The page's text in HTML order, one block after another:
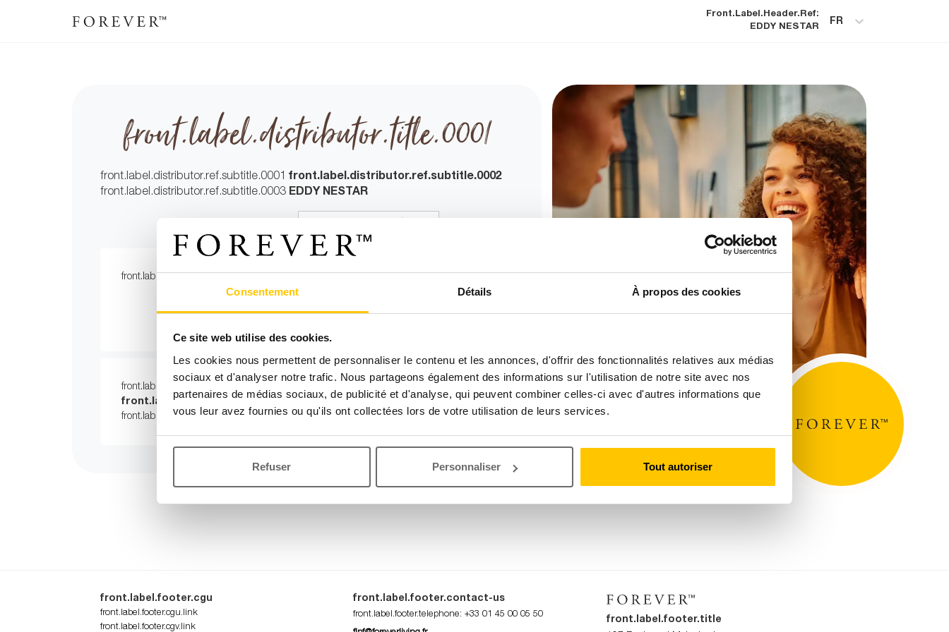
Consentement Détails À propos des cookies
Ce site web utilise des cookies.
Les cookies nous permettent de personnaliser le contenu et les annonces, d'offrir des fonctionnalités relatives aux médias
sociaux et d'analyser notre trafic. Nous partageons également des informations sur l'utilisation de notre site avec nos
partenaires de médias sociaux, de publicité et d'analyse, qui peuvent combiner celles-ci avec d'autres informations que
vous leur avez fournies ou qu'ils ont collectées lors de votre utilisation de leurs services.
Refuser Personnaliser Tout autoriser
Front.label.header.ref:
EDDY NESTAR
FR
front.label.distributor.title.0001
front.label.distributor.ref.subtitle.0001 front.label.distributor.ref.subtitle.0002
front.label.distributor.ref.subtitle.0003 EDDY NESTAR
front.label.distributor.subtitle.0004
front.label.distributor.subtitle.0006
front.label.privileged.client.0001
front.label.privileged.client.0002
front.label.privileged.client.0003.
front.label.privileged.client.0004
front.label.footer.cgu
front.label.footer.cgu.link
front.label.footer.cgv.link
front.label.footer.contact-us
front.label.footer.telephone: +33 01 45 00 05 50
front.label.footer.title